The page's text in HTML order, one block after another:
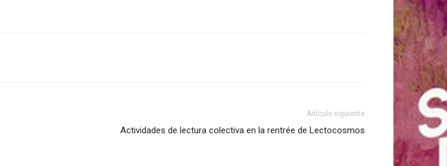
Artículo siguiente
Actividades de lectura colectiva en la rentrée de Lectocosmos